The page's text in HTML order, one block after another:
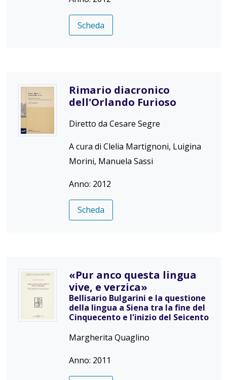
Scheda
Rimario diacronico
dell'Orlando Furioso
Diretto da Cesare Segre
A cura di Clelia Martignoni, Luigina
Morini, Manuela Sassi
Anno: 2012
Scheda
«Pur anco questa lingua
vive, e verzica»
Bellisario Bulgarini e la questione
della lingua a Siena tra la fine del
Cinquecento e l'inizio del Seicento
Margherita Quaglino
Anno: 2011